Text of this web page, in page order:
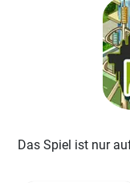
Das Spiel ist nur